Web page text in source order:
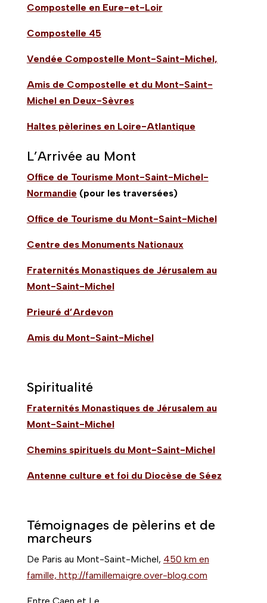
Compostelle en Eure-et-Loir
Compostelle 45
Vendée Compostelle Mont-Saint-Michel,
Amis de Compostelle et du Mont-Saint-
Michel en Deux-Sèvres
Haltes pèlerines en Loire-Atlantique
L’Arrivée au Mont
Office de Tourisme Mont-Saint-Michel-
Normandie (pour les traversées)
Office de Tourisme du Mont-Saint-Michel
Centre des Monuments Nationaux
Fraternités Monastiques de Jérusalem au
Mont-Saint-Michel
Prieuré d’Ardevon
Amis du Mont-Saint-Michel
Spiritualité
Fraternités Monastiques de Jérusalem au
Mont-Saint-Michel
Chemins spirituels du Mont-Saint-Michel
Antenne culture et foi du Diocèse de Séez
Témoignages de pèlerins et de
marcheurs
De Paris au Mont-Saint-Michel, 450 km en
famille, http://famillemaigre.over-blog.com